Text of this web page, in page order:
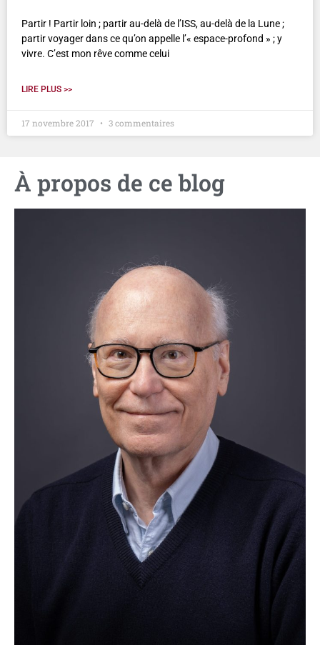
Partir ! Partir loin ; partir au-delà de l’ISS, au-delà de la Lune ;
partir voyager dans ce qu’on appelle l’« espace-profond » ; y
vivre. C’est mon rêve comme celui
LIRE PLUS >>
17 novembre 2017 3 commentaires
À propos de ce blog